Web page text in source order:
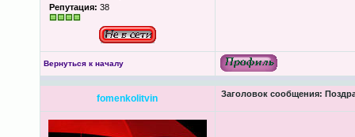
Репутация: 38
Вернуться к началу
fomenkolitvin Заголовок сообщения: